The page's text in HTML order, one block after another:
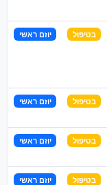
בטיפול יוזם ראשי
בטיפול יוזם ראשי
בטיפול יוזם ראשי
בטיפול יוזם ראשי